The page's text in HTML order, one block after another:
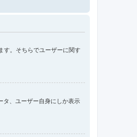
す。そちらでユーザーに関す
タ、ユーザー自身にしか表示